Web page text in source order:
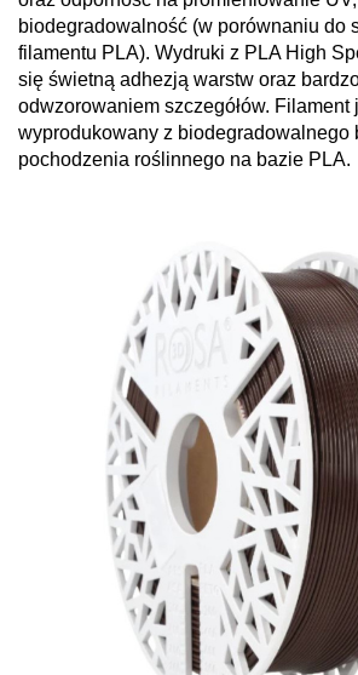
biodegradowalność (w porównaniu do
filamentu PLA). Wydruki z PLA High
się świetną adhezją warstw oraz
odwzorowaniem szczegółów. Filament
wyprodukowany z biodegradowalnego
pochodzenia roślinnego na bazie PLA.